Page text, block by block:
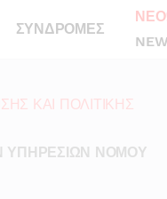
ΣΥΝΔΡΟΜΕΣ
ΚΑΙ ΠΟΛΙΤΙΚΗΣ
ΥΠΗΡΕΣΙΩΝ ΝΟΜΟΥ